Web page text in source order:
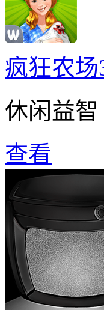
疯狂农场
休闲益智
查看